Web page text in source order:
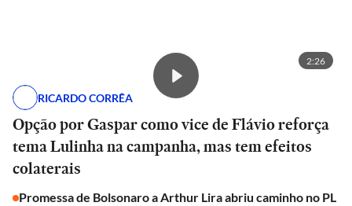
2:26
RICARDO CORRÊA
Opção por Gaspar como vice de Flávio reforça
tema Lulinha na campanha, mas tem efeitos
colaterais
Promessa de Bolsonaro a Arthur Lira abriu caminho no PL